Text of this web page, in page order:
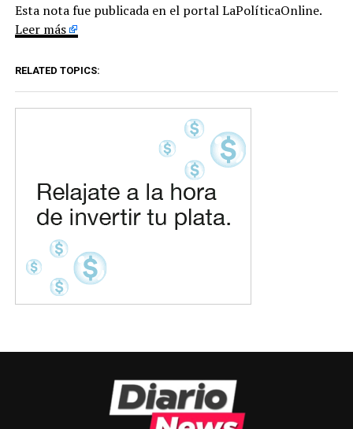
Esta nota fue publicada en el portal LaPolíticaOnline.
Leer más
RELATED TOPICS: